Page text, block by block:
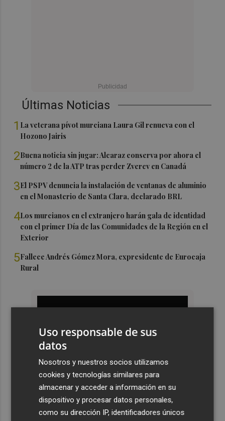
Últimas Noticias
1 La veterana pívot murciana Laura Gil renueva con el
Hozono Jairis
2Buena noticia sin jugar: Alcaraz conserva por ahora el
número 2 de la ATP tras perder Zverev en Canadá
3El PSPV denuncia la instalación de ventanas de aluminio
en el Monasterio de Santa Clara, declarado BRL
4Los murcianos en el extranjero harán gala de identidad
con el primer Día de las Comunidades de la Región en el
Exterior
5Fallece Andrés Gómez Mora, expresidente de Eurocaja
Rural
Uso responsable de sus
datos
Nosotros y nuestros socios utilizamos
cookies y tecnologías similares para
almacenar y acceder a información en su
dispositivo y procesar datos personales,
como su dirección IP, identificadores únicos